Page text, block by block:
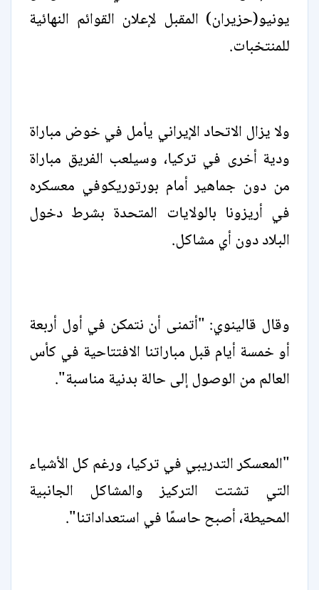
يونيو(حزيران) المقبل لإعلان القوائم النهائية
للمنتخبات.
ولا يزال الاتحاد الإيراني يأمل في خوض مباراة
ودية أخرى في تركيا، وسيلعب الفريق مباراة
من دون جماهير أمام بورتوريكوفي معسكره
في أريزونا بالولايات المتحدة بشرط دخول
البلاد دون أي مشاكل.
وقال قالينوي: "أتمنى أن نتمكن في أول أربعة
أو خمسة أيام قبل مباراتنا الافتتاحية في كأس
العالم من الوصول إلى حالة بدنية مناسبة".
"المعسكر التدريبي في تركيا، ورغم كل الأشياء
التي تشتت التركيز والمشاكل الجانبية
المحيطة، أصبح حاسمًا في استعداداتنا".